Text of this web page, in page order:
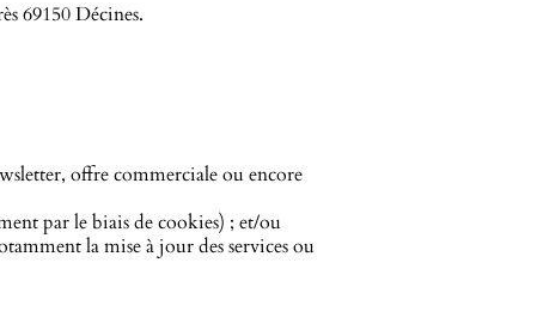
69150 Décines.
offre commerciale ou encore
par le biais de cookies) ; et/ou
la mise à jour des services ou